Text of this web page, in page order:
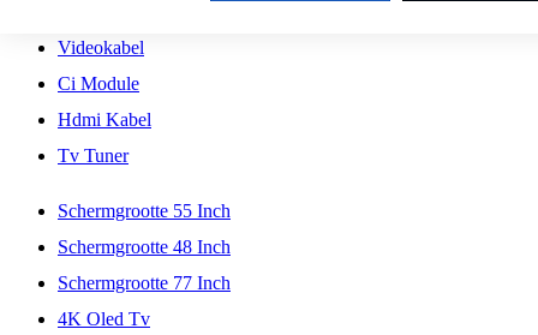
Videokabel
Ci Module
Hdmi Kabel
Tv Tuner
Schermgrootte 55 Inch
Schermgrootte 48 Inch
Schermgrootte 77 Inch
4K Oled Tv